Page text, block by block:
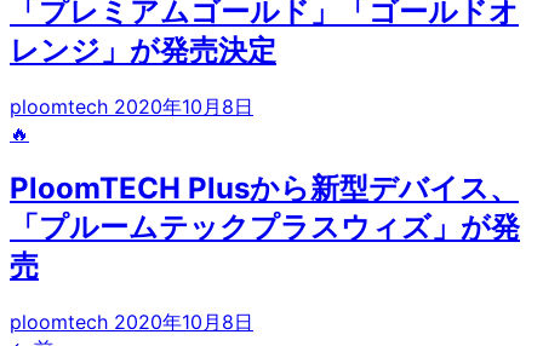
「プレミアムゴールド」「ゴールドオ
レンジ」が発売決定
ploomtech 2020年10月8日
🔥
PloomTECH Plusから新型デバイス、
「プルームテックプラスウィズ」が発
売
ploomtech 2020年10月8日